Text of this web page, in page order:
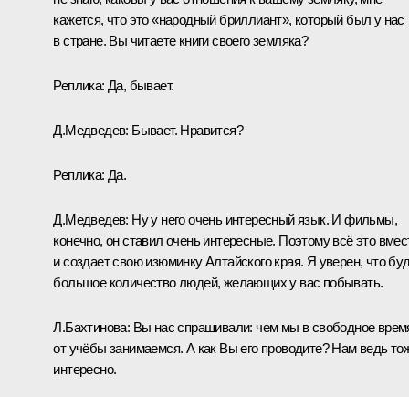
кажется, что это «народный бриллиант», который был у нас
в стране. Вы читаете книги своего земляка?
Реплика: Да, бывает.
Д.Медведев: Бывает. Нравится?
Реплика: Да.
Д.Медведев: Ну у него очень интересный язык. И фильмы,
конечно, он ставил очень интересные. Поэтому всё это
и создает свою изюминку Алтайского края. Я уверен, что
большое количество людей, желающих у вас побывать.
Л.Бахтинова: Вы нас спрашивали: чем мы в свободное
от учёбы занимаемся. А как Вы его проводите? Нам ведь
интересно.